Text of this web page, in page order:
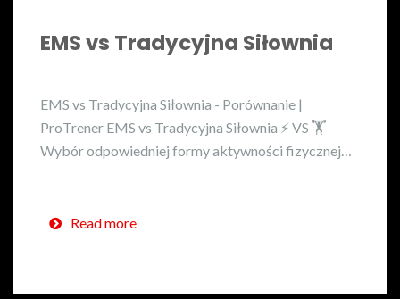
EMS vs Tradycyjna Siłownia
EMS vs Tradycyjna Siłownia - Porównanie |
ProTrener EMS vs Tradycyjna Siłownia ⚡ VS 🏋️
Wybór odpowiedniej formy aktywności fizycznej…
Read more